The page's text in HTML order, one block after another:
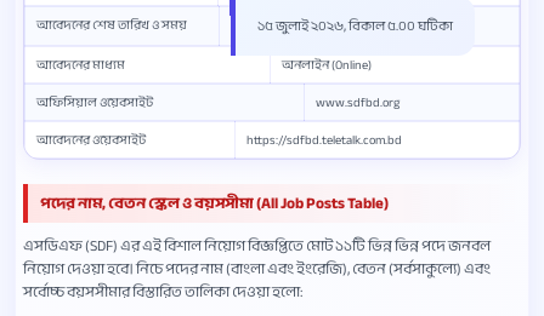
আবেদনের শেষ তারিখ ও সময় ১৫ জুলাই ২০২৬, বিকাল ৫.০০ ঘটিকা
আবেদনের মাধ্যম
অনলাইন (Online)
অফিসিয়াল ওয়েবসাইট
www.sdfbd.org
আবেদনের ওয়েবসাইট
https://sdfbd.teletalk.com.bd
পদের নাম, বেতন স্কেল ও বয়সসীমা (All Job Posts Table)
এসডিএফ (SDF) এর এই বিশাল নিয়োগ বিজ্ঞপ্তিতে মোট ১১টি ভিন্ন ভিন্ন পদে জনবল
নিয়োগ দেওয়া হবে। নিচে পদের নাম (বাংলা এবং ইংরেজি), বেতন (সর্বসাকুল্যে) এবং
সর্বোচ্চ বয়সসীমার বিস্তারিত তালিকা দেওয়া হলো: